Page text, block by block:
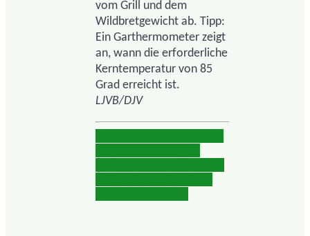
vom Grill und dem
Wildbretgewicht ab. Tipp:
Ein Garthermometer zeigt
an, wann die erforderliche
Kerntemperatur von 85
Grad erreicht ist.
LJVB/DJV